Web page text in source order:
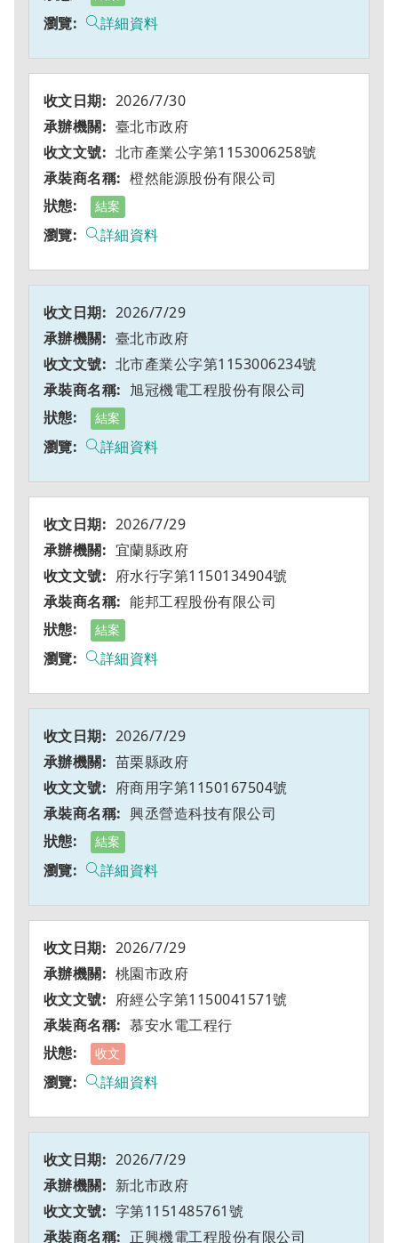
詳細資料
2026/7/30
臺北市政府
北市產業公字第1153006258號
橙然能源股份有限公司
結案
詳細資料
2026/7/29
臺北市政府
北市產業公字第1153006234號
旭冠機電工程股份有限公司
結案
詳細資料
2026/7/29
宜蘭縣政府
府水行字第1150134904號
能邦工程股份有限公司
結案
詳細資料
2026/7/29
苗栗縣政府
府商用字第1150167504號
興丞營造科技有限公司
結案
詳細資料
2026/7/29
桃園市政府
府經公字第1150041571號
慕安水電工程行
收文
詳細資料
2026/7/29
新北市政府
字第1151485761號
正興機電工程股份有限公司